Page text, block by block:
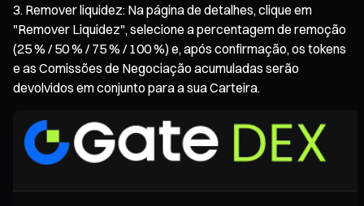
Remover liquidez: Na página de detalhes, clique em
"Remover Liquidez", selecione a percentagem de remoção
(25 % / 50 % / 75 % / 100 %) e, após confirmação, os tokens
e as Comissões de Negociação acumuladas serão
devolvidos em conjunto para a sua Carteira.